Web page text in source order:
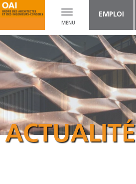
Toggle
navigation
MENU
EMPLOI
ACTUALITÉ